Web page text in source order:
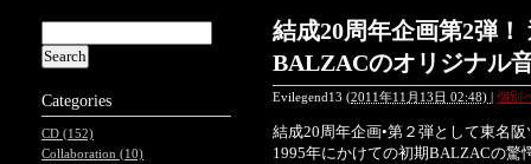
結成20周年企画第2弾！
BALZACのオリジナル
Evilegend13 (2011年11月13日 02:48) | 個別
結成20周年企画•第２弾として東名
1995年にかけての初期BALZACの驚
Categories
CD (152)
Collaboration (10)